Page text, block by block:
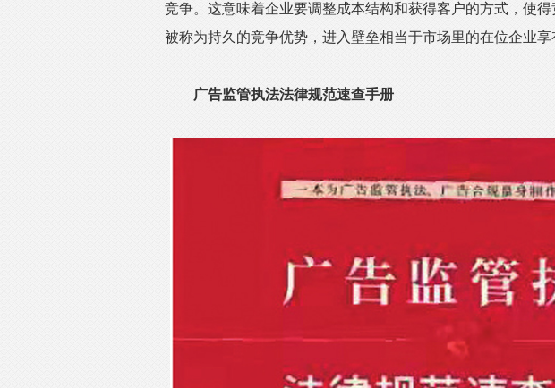
竞争。这意味着企业要调整成本结构和获得客户的方式，使
被称为持久的竞争优势，进入壁垒相当于市场里的在位企业享
广告监管执法法律规范速查手册